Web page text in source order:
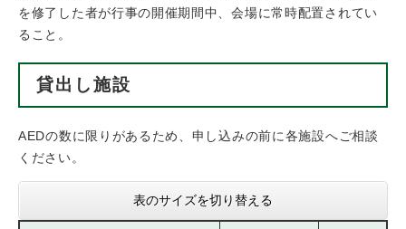
を修了した者が行事の開催期間中、会場に常時配置されてい
ること。
貸出し施設
AEDの数に限りがあるため、申し込みの前に各施設へご相談
ください。
表のサイズを切り替える